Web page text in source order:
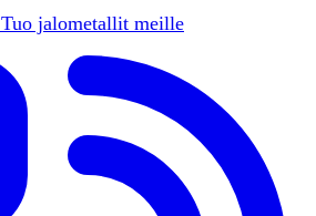
Tuo jalometallit meille